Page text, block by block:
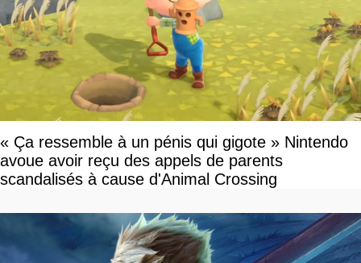
« Ça ressemble à un pénis qui gigote » Nintendo
avoue avoir reçu des appels de parents
scandalisés à cause d'Animal Crossing